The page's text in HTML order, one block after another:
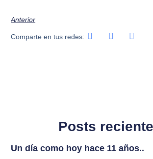
Anterior
Comparte en tus redes:
Posts
Un día como hoy hace 11 años..